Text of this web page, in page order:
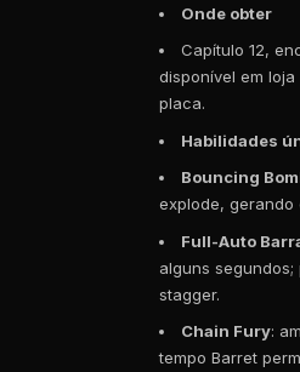
Onde obter
Capítulo 12,
disponível em
placa.
Habilidades
Bouncing
explode, gerando
Full-Auto
alguns
stagger.
Chain Fury:
tempo Barret